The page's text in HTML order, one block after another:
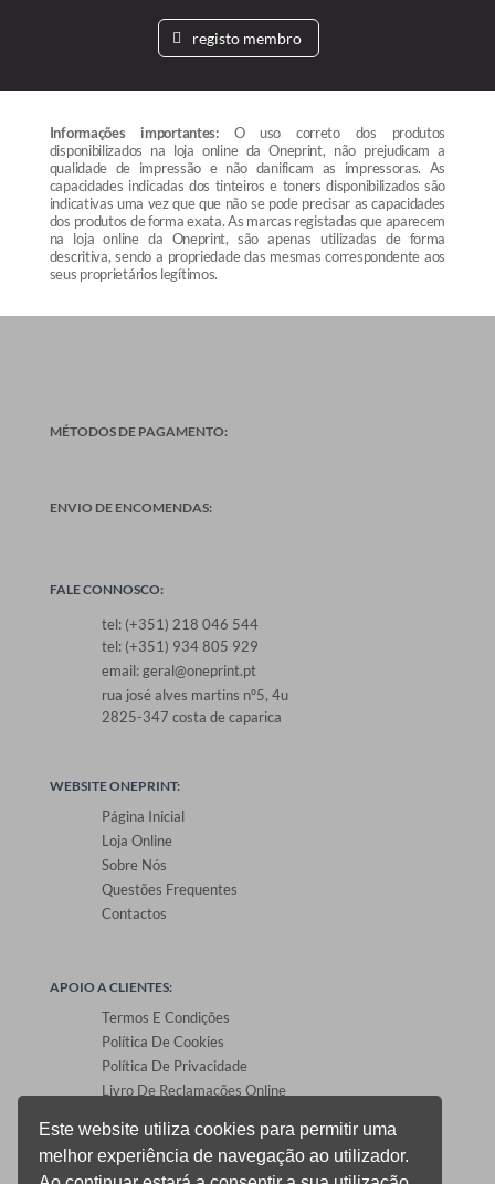
registo membro
Informações importantes: O uso correto dos produtos
disponibilizados na loja online da Oneprint, não prejudicam a
qualidade de impressão e não danificam as impressoras. As
capacidades indicadas dos tinteiros e toners disponibilizados são
indicativas uma vez que que não se pode precisar as capacidades
dos produtos de forma exata. As marcas registadas que aparecem
na loja online da Oneprint, são apenas utilizadas de forma
descritiva, sendo a propriedade das mesmas correspondente aos
seus proprietários legítimos.
MÉTODOS DE PAGAMENTO:
ENVIO DE ENCOMENDAS:
FALE CONNOSCO:
tel: (+351) 218 046 544
tel: (+351) 934 805 929
email: geral@oneprint.pt
rua josé alves martins nº5, 4u
2825-347 costa de caparica
WEBSITE ONEPRINT:
Página Inicial
Loja Online
Sobre Nós
Questões Frequentes
Contactos
APOIO A CLIENTES:
Termos E Condições
Política De Cookies
Política De Privacidade
Livro De Reclamações Online
ÁREA DE CLIENTES:
Este website utiliza cookies para permitir uma
melhor experiência de navegação ao utilizador.